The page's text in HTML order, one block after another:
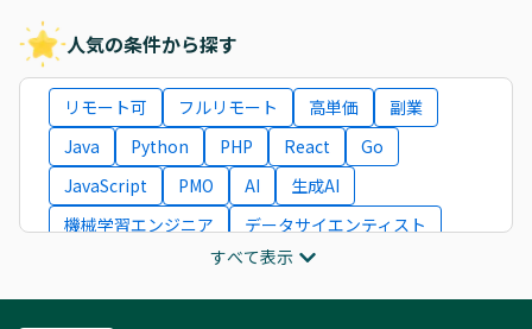
人気の条件から探す
リモート可 フルリモート 高単価
副業
Java
Python PHP React
Go
JavaScript
PMO AI
生成AI
機械学習エンジニア
データサイエンティスト
ITコンサルタント
フロントエンドエンジニア
すべて表示